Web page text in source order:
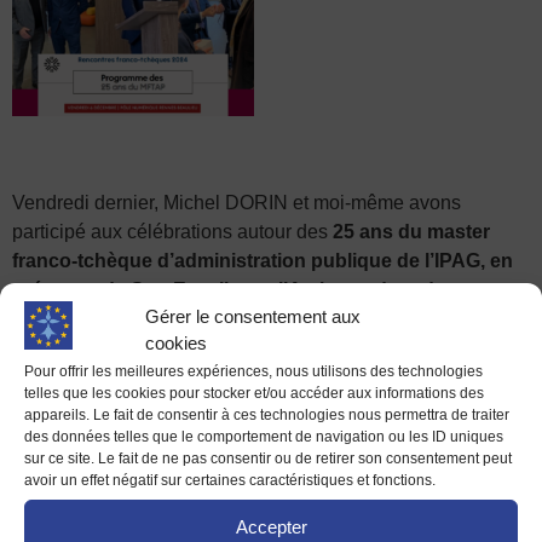
Gérer le consentement aux
cookies
Pour offrir les meilleures expériences, nous utilisons des technologies
telles que les cookies pour stocker et/ou accéder aux informations des
appareils. Le fait de consentir à ces technologies nous permettra de traiter
des données telles que le comportement de navigation ou les ID uniques
sur ce site. Le fait de ne pas consentir ou de retirer son consentement peut
avoir un effet négatif sur certaines caractéristiques et fonctions.
Accepter
Vendredi dernier, Michel DORIN et moi-même avons
participé aux célébrations autour des 25 ans du master
franco-tchèque d’administration publique de l’IPAG, en
présence de Son Excellence l’Ambassadeur de
République tchèque en France et à Monaco Jaroslav
Kurfürst.
Depuis 2011, la MDE a accueilli quatorze stagiaires
tchèques suivant cette formation, et j’ai demandé à notre
dernière recrue Nora de bien vouloir partager avec nous le
rapport de stage qu’elle vient de soumettre :
« SENSIBILISATION DES JEUNES AUX ENJEUX